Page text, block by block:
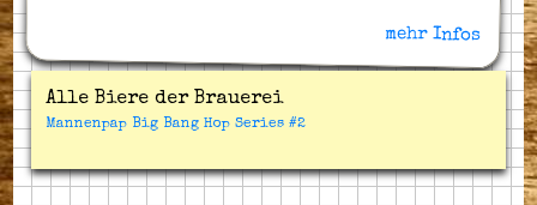
mehr Infos
Alle Biere der Brauerei
Mannenpap Big Bang Hop Series #2